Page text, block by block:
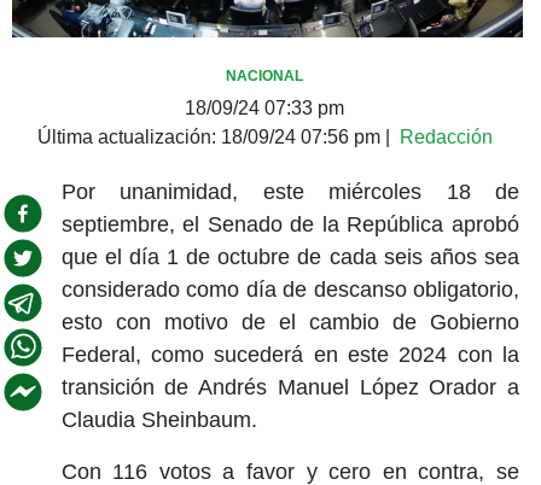
NACIONAL
18/09/24 07:33 pm
Última actualización: 18/09/24 07:56 pm| Redacción
Por unanimidad, este miércoles 18 de
septiembre, el Senado de la República aprobó
que el día 1 de octubre de cada seis años sea
considerado como día de descanso obligatorio,
esto con motivo de el cambio de Gobierno
Federal, como sucederá en este 2024 con la
transición de Andrés Manuel López Orador a
Claudia Sheinbaum.
Con 116 votos a favor y cero en contra, se